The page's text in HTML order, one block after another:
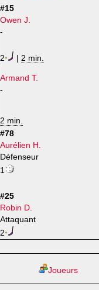
#15
Owen J.
-
2 | 2 min.
Armand T.
-
2 min.
#78
Aurélien H.
Défenseur
1
#25
Robin D.
Attaquant
2
Joueurs